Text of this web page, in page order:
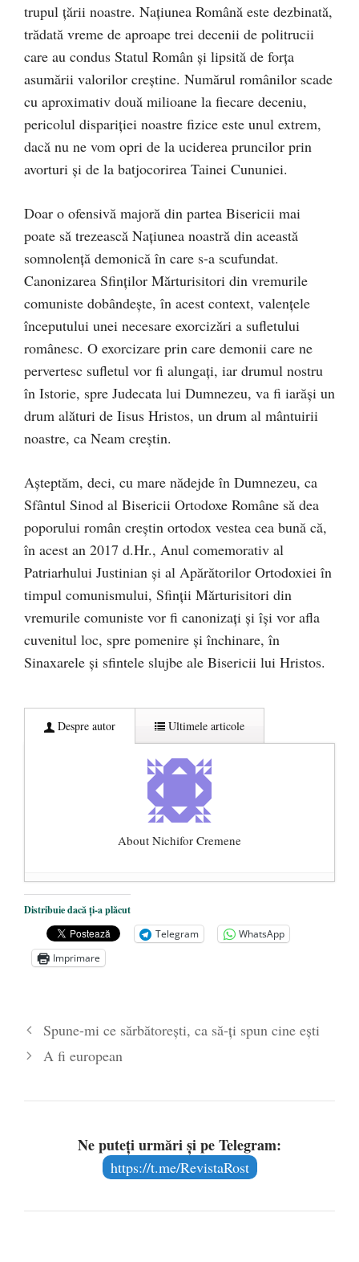
trupul țării noastre. Națiunea Română este dezbinată,
trădată vreme de aproape trei decenii de politrucii
care au condus Statul Român și lipsită de forța
asumării valorilor creștine. Numărul românilor scade
cu aproximativ două milioane la fiecare deceniu,
pericolul dispariției noastre fizice este unul extrem,
dacă nu ne vom opri de la uciderea pruncilor prin
avorturi și de la batjocorirea Tainei Cununiei.
Doar o ofensivă majoră din partea Bisericii mai
poate să trezească Națiunea noastră din această
somnolență demonică în care s-a scufundat.
Canonizarea Sfinților Mărturisitori din vremurile
comuniste dobândește, în acest context, valențele
începutului unei necesare exorcizări a sufletului
românesc. O exorcizare prin care demonii care ne
pervertesc sufletul vor fi alungați, iar drumul nostru
în Istorie, spre Judecata lui Dumnezeu, va fi iarăși un
drum alături de Iisus Hristos, un drum al mântuirii
noastre, ca Neam creștin.
Așteptăm, deci, cu mare nădejde în Dumnezeu, ca
Sfântul Sinod al Bisericii Ortodoxe Române să dea
poporului român creștin ortodox vestea cea bună că,
în acest an 2017 d.Hr., Anul comemorativ al
Patriarhului Justinian și al Apărătorilor Ortodoxiei în
timpul comunismului, Sfinții Mărturisitori din
vremurile comuniste vor fi canonizați și își vor afla
cuvenitul loc, spre pomenire și închinare, în
Sinaxarele și sfintele slujbe ale Bisericii lui Hristos.
Despre autor Ultimele articole
About Nichifor Cremene
„Quo Vadis” Biserica Ortodoxă Română?
29 octombrie 2018
Vor fi sau nu canonizați Sfinții
Închisorilor?
august 2017
Distribuie dacă ți-a plăcut
Telegram
WhatsApp
Imprimare
Spune-mi ce sărbătorești, ca să-ți spun cine ești
A fi european
Ne puteți urmări și pe Telegram:
https://t.me/RevistaRost